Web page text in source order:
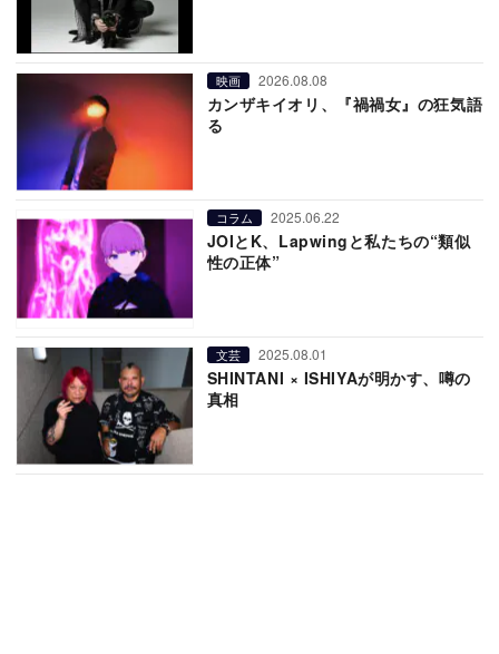
映画 2026.08.08
カンザキイオリ、『禍禍女』の狂気語
る
コラム 2025.06.22
JOIとK、Lapwingと私たちの“類似
性の正体”
文芸 2025.08.01
SHINTANI × ISHIYAが明かす、噂の
真相